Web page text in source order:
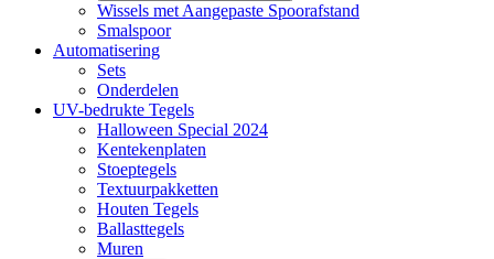
Wissels met Aangepaste Spoorafstand
Smalspoor
Automatisering
Sets
Onderdelen
UV-bedrukte Tegels
Halloween Special 2024
Kentekenplaten
Stoeptegels
Textuurpakketten
Houten Tegels
Ballasttegels
Muren